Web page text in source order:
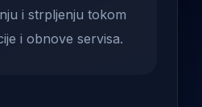
i strpljenju tokom
i obnove servisa.